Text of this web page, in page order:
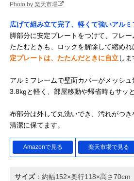
Photo by 楽天市場
広げて組み立て完了、軽くて強いアルミ
脚部分に安定プレートをつけて、フレー
たたむときも、ロックを解除して縮めれ
定プレートは、たたんだときに自立しま
アルミフレームで壁面カバーがメッシ
3.8kgと軽く、部屋移動や帰省時もサッ
布部分は外して丸洗いでき、汚れがつ
清潔に保てます。
Amazonで見る 楽天市場で見る
サイズ：約幅152×奥行118×高さ70cm